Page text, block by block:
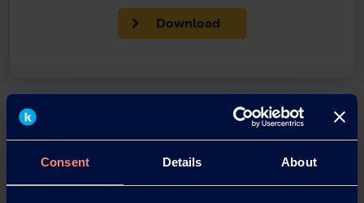
Consent Details About
Download